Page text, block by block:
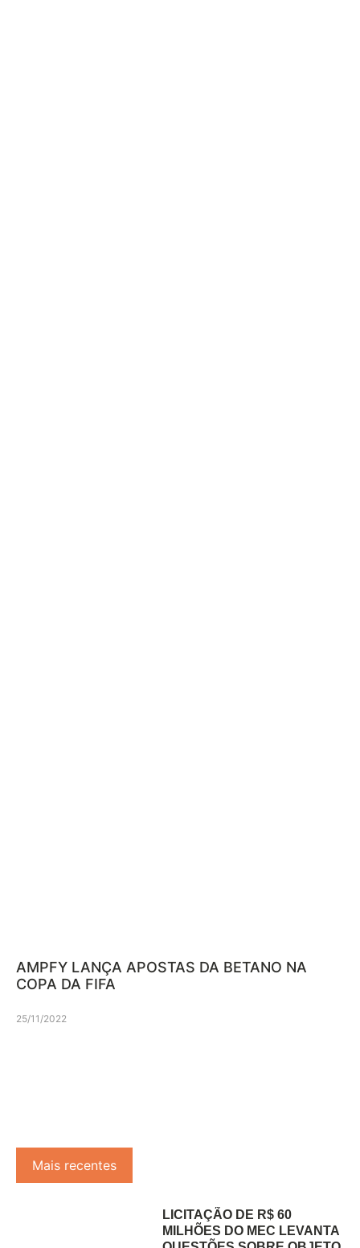
AMPFY LANÇA APOSTAS DA BETANO NA
COPA DA FIFA
25/11/2022
Mais recentes
LICITAÇÃO DE R$ 60
MILHÕES DO MEC LEVANTA